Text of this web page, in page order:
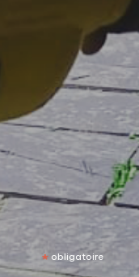
* obligatoire